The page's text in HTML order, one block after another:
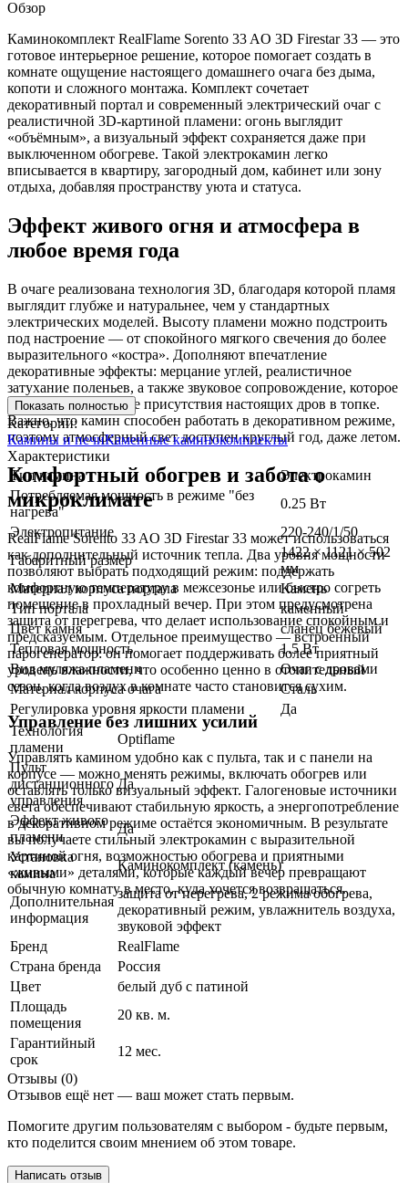
Обзор
Каминокомплект RealFlame Sorento 33 AO 3D Firestar 33 — это
готовое интерьерное решение, которое помогает создать в
комнате ощущение настоящего домашнего очага без дыма,
копоти и сложного монтажа. Комплект сочетает
декоративный портал и современный электрический очаг с
реалистичной 3D-картиной пламени: огонь выглядит
«объёмным», а визуальный эффект сохраняется даже при
выключенном обогреве. Такой электрокамин легко
вписывается в квартиру, загородный дом, кабинет или зону
отдыха, добавляя пространству уюта и статуса.
Эффект живого огня и атмосфера в
любое время года
В очаге реализована технология 3D, благодаря которой пламя
выглядит глубже и натуральнее, чем у стандартных
электрических моделей. Высоту пламени можно подстроить
под настроение — от спокойного мягкого свечения до более
выразительного «костра». Дополняют впечатление
декоративные эффекты: мерцание углей, реалистичное
затухание поленьев, а также звуковое сопровождение, которое
усиливает ощущение присутствия настоящих дров в топке.
Важно, что камин способен работать в декоративном режиме,
поэтому атмосферный свет доступен круглый год, даже летом.
Комфортный обогрев и забота о
микроклимате
RealFlame Sorento 33 AO 3D Firestar 33 может использоваться
как дополнительный источник тепла. Два уровня мощности
позволяют выбрать подходящий режим: поддержать
комфортную температуру в межсезонье или быстро согреть
помещение в прохладный вечер. При этом предусмотрена
защита от перегрева, что делает использование спокойным и
предсказуемым. Отдельное преимущество — встроенный
парогенератор: он помогает поддерживать более приятный
уровень влажности, что особенно ценно в отопительный
сезон, когда воздух в комнате часто становится сухим.
Управление без лишних усилий
Управлять камином удобно как с пульта, так и с панели на
корпусе — можно менять режимы, включать обогрев или
оставлять только визуальный эффект. Галогеновые источники
света обеспечивают стабильную яркость, а энергопотребление
в декоративном режиме остаётся экономичным. В результате
вы получаете стильный электрокамин с выразительной
картиной огня, возможностью обогрева и приятными
«живыми» деталями, которые каждый вечер превращают
обычную комнату в место, куда хочется возвращаться.
Показать полностью
Категории:
Камины и печиКаменные каминокомплекты
Характеристики
Тип камина
Электрокамин
Потребляемая мощность в режиме "без
нагрева"
0.25 Вт
Электропитание
220-240/1/50
Габаритный размер
1422 × 1121 × 502
мм
Материал корпуса портала
Камень
Тип портала
каменный
Цвет камня
сланец бежевый
Тепловая мощность
1.5 Вт
Вид муляжа пламени
Очаг с дровами
Материал корпуса очага
Сталь
Регулировка уровня яркости пламени
Да
Технология
пламени
Optiflame
Пульт
дистанционного
управления
Да
Эффект живого
пламени
Да
Установка
камина
Каминокомплект (камень)
Дополнительная
информация
защита от перегрева, 2 режима обогрева,
декоративный режим, увлажнитель воздуха,
звуковой эффект
Бренд
RealFlame
Страна бренда
Россия
Цвет
белый дуб с патиной
Площадь
помещения
20 кв. м.
Гарантийный
срок
12 мес.
Отзывы (0)
Отзывов ещё нет — ваш может стать первым.
Помогите другим пользователям с выбором - будьте первым,
кто поделится своим мнением об этом товаре.
Написать отзыв